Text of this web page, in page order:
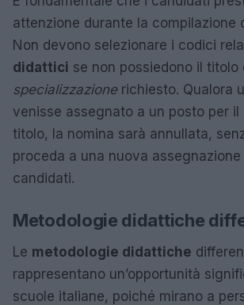
attenzione durante la compilazione
Non devono selezionare i codici
didattici se non possiedono il titolo
specializzazionerichiesto. Qualora
venisse assegnato a un posto per il
titolo, la nomina sarà annullata,
proceda a una nuova
candidati.
Metodologie didattiche
Le metodologie didattiche
rappresentano un’opportunità
scuole italiane, poiché mirano a